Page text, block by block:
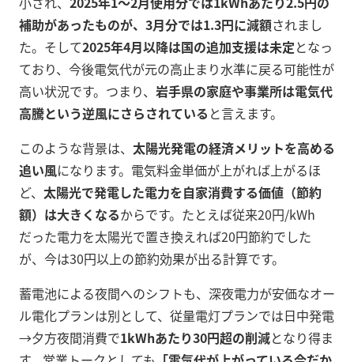
補助があったものが、3月分では1.3円に減額されまし
た。そして2025年4月以降は国の追加支援は未定となっ
ており、今後電気代が元の高止まり水準に戻る可能性が
高い状況です。つまり、 岩手県の家庭や事業所は電気代
高騰という逆風にさらされている と言えます。
このような背景は、 太陽光発電の経済メリットを高める
追い風になります。電気料金単価が上がれば上がるほ
ど、 太陽光で発電した電力を自家消費する価値（節約
額）は大きくなるからです。たとえば従来20円/kWh
だった電力を太陽光で置き換えれば20円節約でした
が、今は30円以上の節約効果が出る計算です。
蓄電池による夜間へのシフトも、深夜電力が安価なオー
ル電化プランは別として、従量電灯プランでは日中発電
→夕方夜間消費で1kWhあたり30円超の削減となり得ま